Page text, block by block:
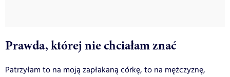
Prawda, której nie chciałam znać
Patrzyłam to na moją zapłakaną córkę, to na mężczyznę,